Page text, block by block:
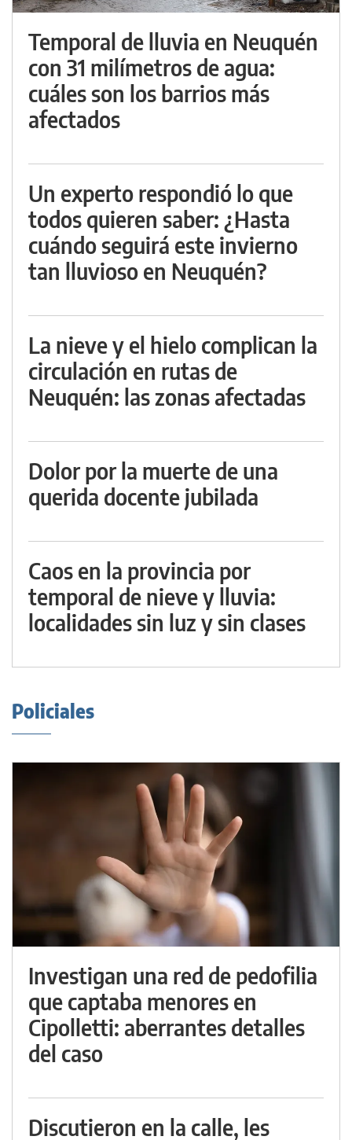
Temporal de lluvia en Neuquén
con 31 milímetros de agua:
cuáles son los barrios más
afectados
Un experto respondió lo que
todos quieren saber: ¿Hasta
cuándo seguirá este invierno
tan lluvioso en Neuquén?
La nieve y el hielo complican la
circulación en rutas de
Neuquén: las zonas afectadas
Dolor por la muerte de una
querida docente jubilada
Caos en la provincia por
temporal de nieve y lluvia:
localidades sin luz y sin clases
Policiales
Investigan una red de pedofilia
que captaba menores en
Cipolletti: aberrantes detalles
del caso
Discutieron en la calle, les